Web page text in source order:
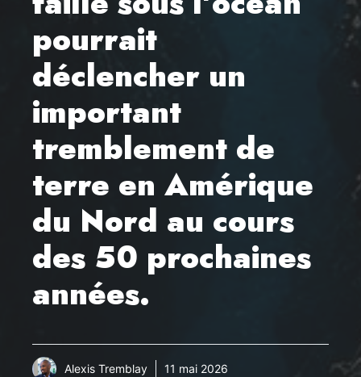
pourrait
déclencher un
important
tremblement de
terre en Amérique
du Nord au cours
des 50 prochaines
années.
Alexis Tremblay 11 mai 2026